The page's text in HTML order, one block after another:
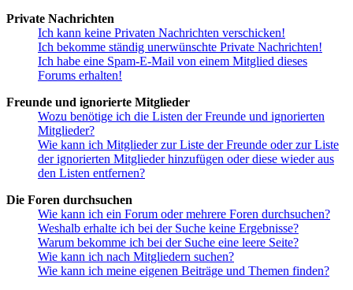
Private Nachrichten
Ich kann keine Privaten Nachrichten verschicken!
Ich bekomme ständig unerwünschte Private Nachrichten!
Ich habe eine Spam-E-Mail von einem Mitglied dieses
Forums erhalten!
Freunde und ignorierte Mitglieder
Wozu benötige ich die Listen der Freunde und ignorierten
Mitglieder?
Wie kann ich Mitglieder zur Liste der Freunde oder zur Liste
der ignorierten Mitglieder hinzufügen oder diese wieder aus
den Listen entfernen?
Die Foren durchsuchen
Wie kann ich ein Forum oder mehrere Foren durchsuchen?
Weshalb erhalte ich bei der Suche keine Ergebnisse?
Warum bekomme ich bei der Suche eine leere Seite?
Wie kann ich nach Mitgliedern suchen?
Wie kann ich meine eigenen Beiträge und Themen finden?